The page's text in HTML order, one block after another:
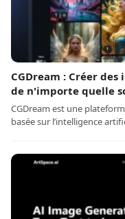
CGDream : Créer
de n'importe quelle
CGDream est une
basée sur l’intelligence